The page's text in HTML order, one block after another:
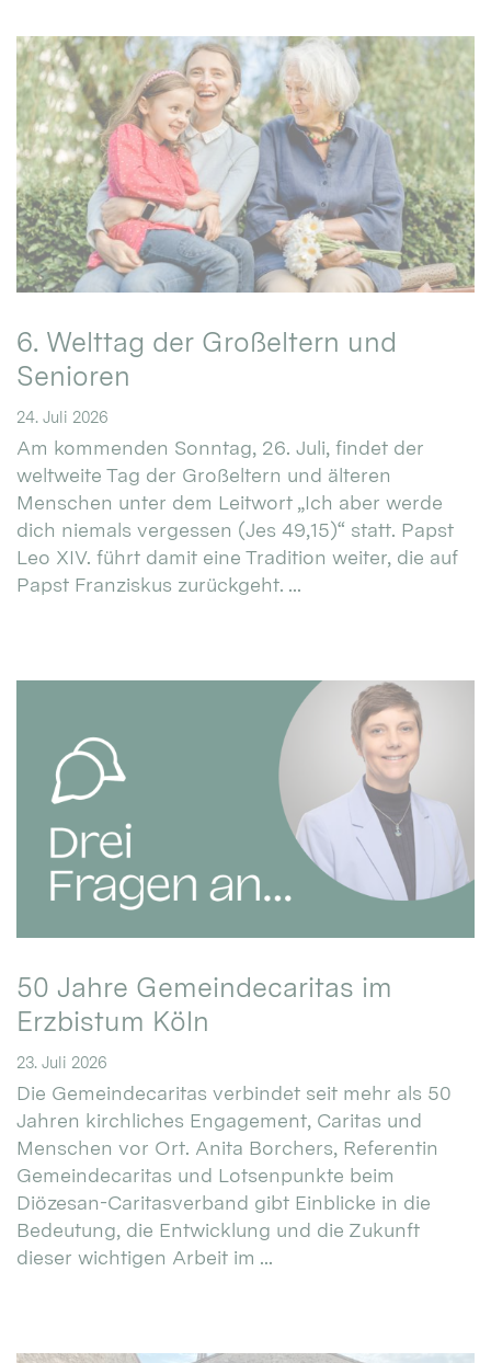
6. Welttag der Großeltern und
Senioren
24. Juli 2026
Am kommenden Sonntag, 26. Juli, findet der
weltweite Tag der Großeltern und älteren
Menschen unter dem Leitwort „Ich aber werde
dich niemals vergessen (Jes 49,15)“ statt. Papst
Leo XIV. führt damit eine Tradition weiter, die auf
Papst Franziskus zurückgeht. ...
50 Jahre Gemeindecaritas im
Erzbistum Köln
23. Juli 2026
Die Gemeindecaritas verbindet seit mehr als 50
Jahren kirchliches Engagement, Caritas und
Menschen vor Ort. Anita Borchers, Referentin
Gemeindecaritas und Lotsenpunkte beim
Diözesan-Caritasverband gibt Einblicke in die
Bedeutung, die Entwicklung und die Zukunft
dieser wichtigen Arbeit im ...